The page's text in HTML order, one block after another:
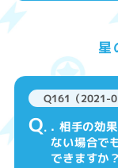
星
Q161（2021-
Q . 相手の効
ない場合で
できますか？